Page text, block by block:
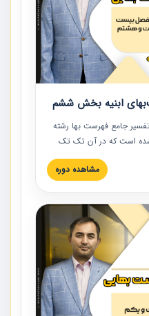
ابنیه بخش ششم
جامع فهرست بها رشته
شده است که در آن تک تک
و ارائه شده است. این
همراه تصاویر عملیات
مدیر پروژه مهندسی
ابنیه ارائه شده و به تمام
در حال فعالیت هستند حتما
نمایند.
مشاهده دوره